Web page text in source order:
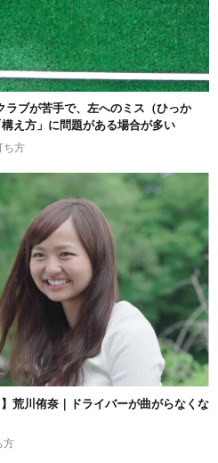
ラブが苦手で、左へのミス（ひっか
え方」に問題がある場合が多い
ち方
】荒川侑奈｜ドライバーが曲がらなくな
方